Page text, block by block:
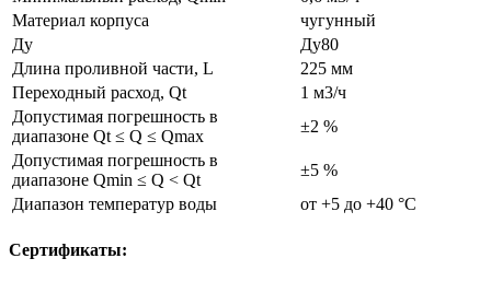
Материал корпуса
чугунный
Ду
Ду80
Длина проливной части, L
225 мм
Переходный расход, Qt
1 м3/ч
Допустимая погрешность в
диапазоне Qt ≤ Q ≤ Qmax
±2 %
Допустимая погрешность в
диапазоне Qmin ≤ Q < Qt
±5 %
Диапазон температур воды
от +5 до +40 °С
Сертификаты: